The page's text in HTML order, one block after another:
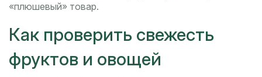
«плюшевый» товар.
Как проверить свежесть
фруктов и овощей